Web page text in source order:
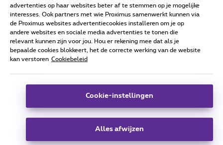
Alle rechten voorbehouden. © Proximus
Algemene voorwaarden, consumenteninfo
Deze website is gecreëerd en wordt beheerd conform het
Koning Albert II-laan 27 - B-1030 Brussel.
advertenties op haar websites beter af te stemmen op je mogelijke
interesses. Ook partners met wie Proximus samenwerkt kunnen via
de Proximus websites advertentiecookies installeren om je op
andere websites en sociale media advertenties te tonen die
relevant kunnen zijn voor jou. Hou er rekening mee dat als je
bepaalde cookies blokkeert, het de correcte werking van de website
kan verstoren Cookiebeleid
Cookie-instellingen
Alles afwijzen